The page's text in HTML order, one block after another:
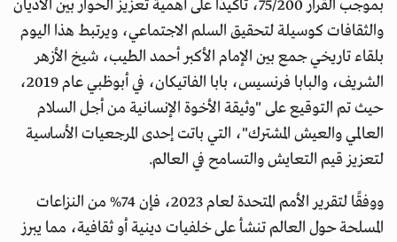
بموجب القرار 75/200، تأكيدًا على أهمية تعزيز الحوار بين الأديان
والثقافات كوسيلة لتحقيق السلم الاجتماعي، ويرتبط هذا اليوم
بلقاء تاريخي جمع بين الإمام الأكبر أحمد الطيب، شيخ الأزهر
الشريف، والبابا فرنسيس، بابا الفاتيكان، في أبوظبي عام 2019،
حيث تم التوقيع على "وثيقة الأخوة الإنسانية من أجل السلام
العالمي والعيش المشترك"، التي باتت إحدى المرجعيات الأساسية
لتعزيز قيم التعايش والتسامح في العالم.
ووفقًا لتقرير الأمم المتحدة لعام 2023، فإن 74% من النزاعات
المسلحة حول العالم تنشأ على خلفيات دينية أو ثقافية، مما يبرز